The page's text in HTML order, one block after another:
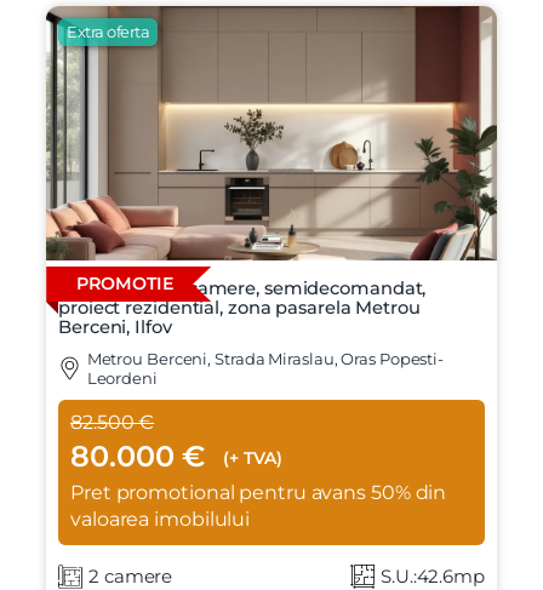
Extra oferta
PROMOTIE
Apartament 2 camere, semidecomandat,
proiect rezidential, zona pasarela Metrou
Berceni, Ilfov
Metrou Berceni, Strada Miraslau, Oras Popesti-
Leordeni
82.500 €
80.000 € (+ TVA)
Pret promotional pentru avans 50% din
valoarea imobilului
2 camere S.U.:42.6mp